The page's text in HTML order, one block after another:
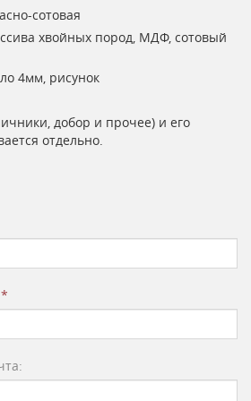
сотовая
хвойных пород, МДФ, сотовый
4мм, рисунок
добор и прочее) и его
отдельно.
*